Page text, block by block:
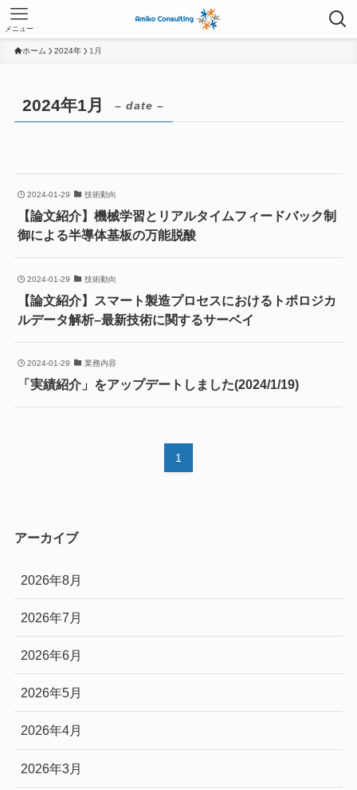
メニュー
ホーム 2024年 1月
2024年1月 – date –
2024-01-29 技術動向
【論文紹介】機械学習とリアルタイムフィードバック制
御による半導体基板の万能脱酸
2024-01-29 技術動向
【論文紹介】スマート製造プロセスにおけるトポロジカ
ルデータ解析–最新技術に関するサーベイ
2024-01-29 業務内容
「実績紹介」をアップデートしました(2024/1/19)
1
アーカイブ
2026年8月
2026年7月
2026年6月
2026年5月
2026年4月
2026年3月